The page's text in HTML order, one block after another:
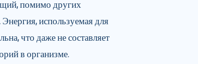
помимо других
используемая для
что даже не составляет
в организме.